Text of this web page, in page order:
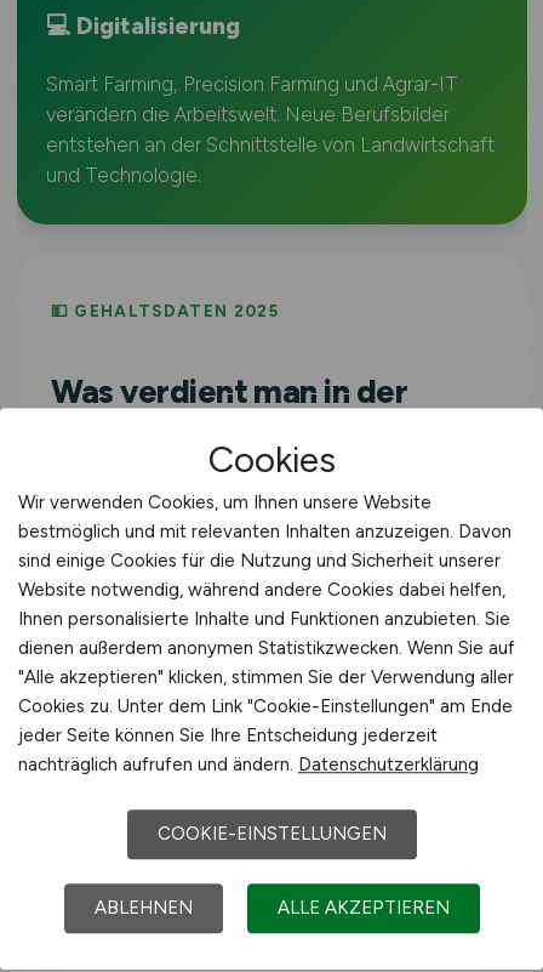
💻 Digitalisierung
Smart Farming, Precision Farming und Agrar-IT
verändern die Arbeitswelt. Neue Berufsbilder
entstehen an der Schnittstelle von Landwirtschaft
und Technologie.
💵 GEHALTSDATEN 2025
Was verdient man in der
Wirtschaftszweig
Land- und Forstwirtschaft,
Fischerei(WZ-2008 Sektion A). Inklusive
Sonderzahlungen.
Westdeutschlan
d
41.079
€/Jahr
≈ 3.423
€/Monat
Deutschland
Cookies
Wir verwenden Cookies, um Ihnen unsere Website
bestmöglich und mit relevanten Inhalten anzuzeigen. Davon
sind einige Cookies für die Nutzung und Sicherheit unserer
Website notwendig, während andere Cookies dabei helfen,
Ihnen personalisierte Inhalte und Funktionen anzubieten. Sie
dienen außerdem anonymen Statistikzwecken. Wenn Sie auf
"Alle akzeptieren" klicken, stimmen Sie der Verwendung aller
Cookies zu. Unter dem Link "Cookie-Einstellungen" am Ende
jeder Seite können Sie Ihre Entscheidung jederzeit
nachträglich aufrufen und ändern. Datenschutzerklärung
COOKIE-EINSTELLUNGEN
ABLEHNEN ALLE AKZEPTIEREN